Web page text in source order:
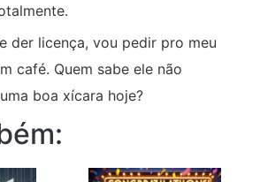
der licença, vou pedir pro meu
café. Quem sabe ele não
boa xícara hoje?